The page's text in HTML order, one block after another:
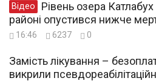
Відео
районі опустився нижче
16:46 6237 0
Замість лікування –
викрили